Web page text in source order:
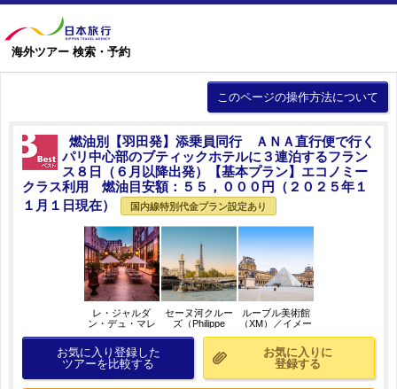
海外ツアー 検索・予約
このページの操作方法について
燃油別【羽田発】添乗員同行 ＡＮＡ直行便で行く
パリ中心部のブティックホテルに３連泊するフラン
ス８日（６月以降出発）【基本プラン】エコノミー
クラス利用 燃油目安額：５５，０００円（２０２５年１
１月１日現在）
国内線特別代金プラン設定あり
レ・ジャルダ
ン・デュ・マレ
ジ
セーヌ河クルー
ズ（Philippe
ルーブル美術館
（XM）／イメー
お気に入り登録した
ツアーを比較する
お気に入りに
登録する